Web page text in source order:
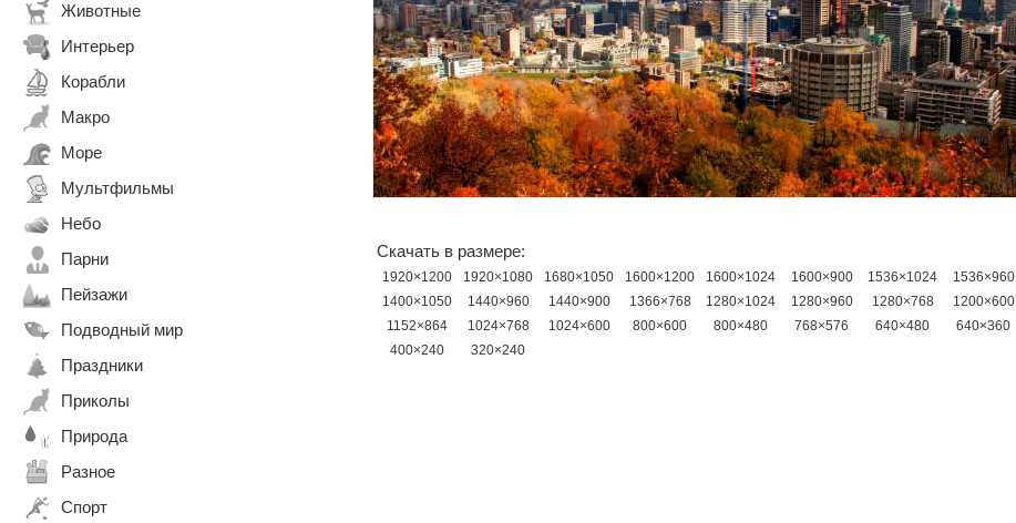
Животные
Интерьер
Корабли
Макро
Море
Мультфильмы
Небо
Парни
Пейзажи
Подводный мир
Праздники
Приколы
Природа
Разное
Спорт
Скачать в размере:
1920×1200 1920×1080 1680×1050 1600×1200 1600×1024 1600×900 1536×1024
1536×960
1400×1050
1440×960 1440×900 1366×768 1280×1024 1280×960 1280×768
1200×600
1152×864
1024×768 1024×600 800×600 800×480 768×576 640×480
640×360
400×240
320×240